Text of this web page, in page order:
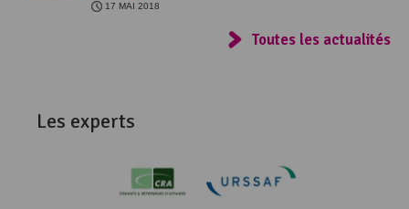
17 MAI 2018
Toutes les actualités
Les experts